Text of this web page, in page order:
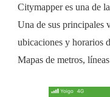
Citymapper es una de
Una de sus principales
ubicaciones y horarios
Mapas de metros,